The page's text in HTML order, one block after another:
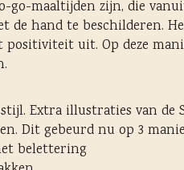
go-maaltijden zijn, die
de hand te beschilderen.
uit. Op deze
Extra illustraties van de
Dit gebeurd nu op 3
belettering